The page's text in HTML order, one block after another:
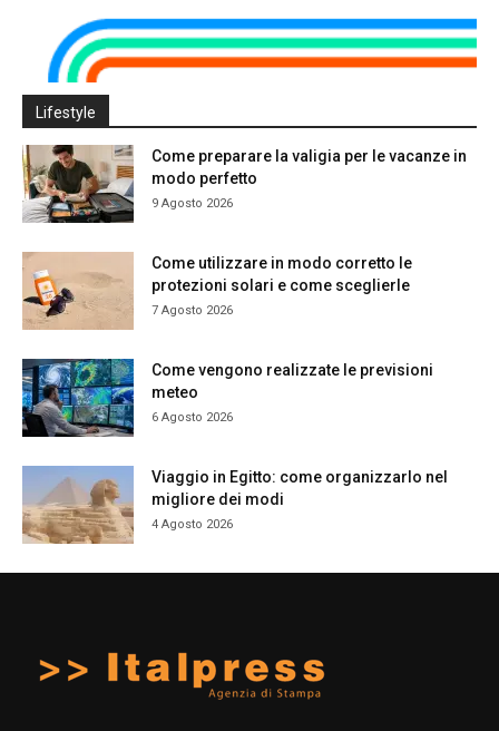
Lifestyle
Come preparare la valigia per le vacanze in
modo perfetto
9 Agosto 2026
Come utilizzare in modo corretto le
protezioni solari e come sceglierle
7 Agosto 2026
Come vengono realizzate le previsioni
meteo
6 Agosto 2026
Viaggio in Egitto: come organizzarlo nel
migliore dei modi
4 Agosto 2026